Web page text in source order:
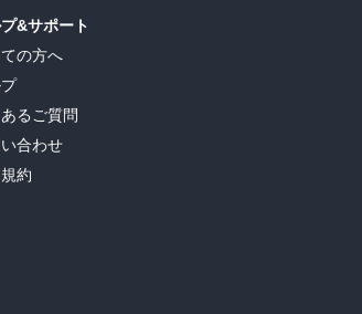
&サポート
の方へ
るご質問
合わせ
約